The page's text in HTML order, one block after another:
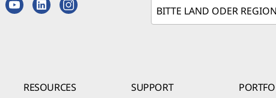
RESOURCES SUPPORT